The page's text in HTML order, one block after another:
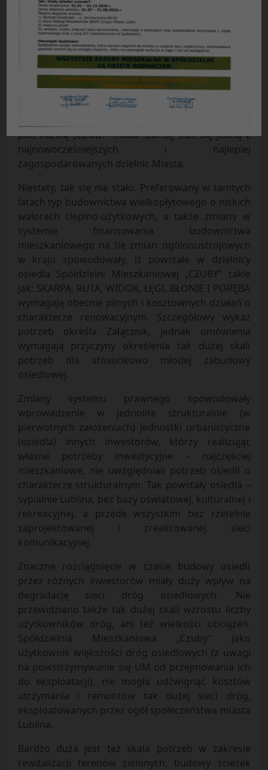
Program Rewitalizacji Dzielnicy „CZUBY”
w ramach
Lokalnego Programu Rewitalizacji
Obszarów Miejskich miasta Lublina
(projekt)
Rozpoczęta przed dwudziestu siedmiu laty
pod nazwą „CZUBY” miała szansę stać się jedną z
najnowocześniejszych i najlepiej
zagospodarowanych dzielnic Miasta.
Niestety, tak się nie stało. Preferowany w tamtych
latach typ budownictwa wielkopłytowego o niskich
walorach cieplno-użytkowych, a także zmiany w
systemie finansowania budownictwa
mieszkaniowego na tle zmian ogólnoustrojowych
w kraju spowodowały, iż powstałe w dzielnicy
osiedla Spółdzielni Mieszkaniowej „CZUBY” takie
jak: SKARPA, RUTA, WIDOK, ŁĘGI, BŁONIE I PORĘBA
wymagają obecnie pilnych i kosztownych działań o
charakterze renowacyjnym. Szczegółowy wykaz
potrzeb określa Załącznik, jednak omówienia
wymagają przyczyny określenia tak dużej skali
potrzeb dla stosunkowo młodej zabudowy
osiedlowej.
Zmiany systemu prawnego spowodowały
wprowadzenie w jednolite strukturalnie (w
pierwotnych założeniach) jednostki urbanistyczne
(osiedla) innych inwestorów, którzy realizując
własne potrzeby inwestycyjne – najczęściej
mieszkaniowe, nie uwzględniali potrzeb osiedli o
charakterze strukturalnym. Tak powstały osiedla –
sypialnie Lublina, bez bazy oświatowej, kulturalnej i
rekreacyjnej, a przede wszystkim bez rzetelnie
zaprojektowanej i zrealizowanej sieci
komunikacyjnej.
Znaczne rozciągnięcie w czasie budowy osiedli
przez różnych inwestorów miały duży wpływ na
degradację sieci dróg osiedlowych. Nie
przewidziano także tak dużej skali wzrostu liczby
użytkowników dróg, ani też wielkości obciążeń.
Spółdzielnia Mieszkaniowa „Czuby” jako
użytkownik większości dróg osiedlowych (z uwagi
na powstrzymywanie się UM od przejmowania ich
do eksploatacji), nie mogła udźwignąć kosztów
utrzymania i remontów tak dużej sieci dróg,
eksploatowanych przez ogół społeczeństwa miasta
Lublina.
Bardzo duża jest też skala potrzeb w zakresie
rewitalizacji terenów zielonych, budowy ścieżek